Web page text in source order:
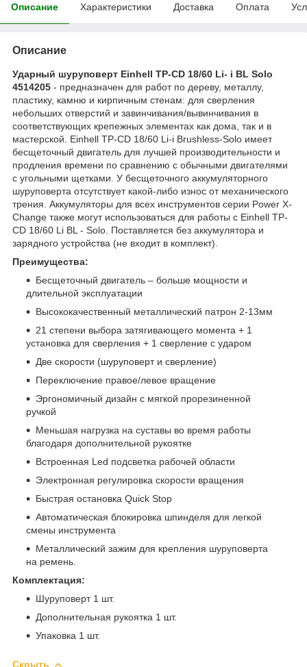
Описание Характеристики Доставка Оплата
Описание
Ударный шуруповерт Einhell TP-CD 18/60 Li- i BL Solo
4514205 - предназначен для работ по дереву, металлу,
пластику, камню и кирпичным стенам: для сверления
небольших отверстий и завинчивания/вывинчивания в
соответствующих крепежных элементах как дома, так и в
мастерской. Einhell TP-CD 18/60 Li-i Brushless-Solo имеет
бесщеточный двигатель для лучшей производительности и
продления времени по сравнению с обычными двигателями
с угольными щетками. У бесщеточного аккумуляторного
шуруповерта отсутствует какой-либо износ от механического
трения. Аккумуляторы для всех инструментов серии Power X-
Change также могут использоваться для работы с Einhell TP-
CD 18/60 Li BL - Solo. Поставляется без аккумулятора и
зарядного устройства (не входит в комплект).
Преимущества:
Бесщеточный двигатель – больше мощности и
длительной эксплуатации
Высококачественный металлический патрон 2-13мм
21 степени выбора затягивающего момента + 1
установка для сверления + 1 сверление с ударом
Две скорости (шуруповерт и сверление)
Переключение правое/левое вращение
Эргономичный дизайн с мягкой прорезиненной
ручкой
Меньшая нагрузка на суставы во время работы
благодаря дополнительной рукоятке
Встроенная Led подсветка рабочей области
Электронная регулировка скорости вращения
Быстрая остановка Quick Stop
Автоматическая блокировка шпинделя для легкой
смены инструмента
Металлический зажим для крепления шуруповерта
на ремень.
Комплектация:
Шуруповерт 1 шт.
Дополнительная рукоятка 1 шт.
Упаковка 1 шт.
Скрыть